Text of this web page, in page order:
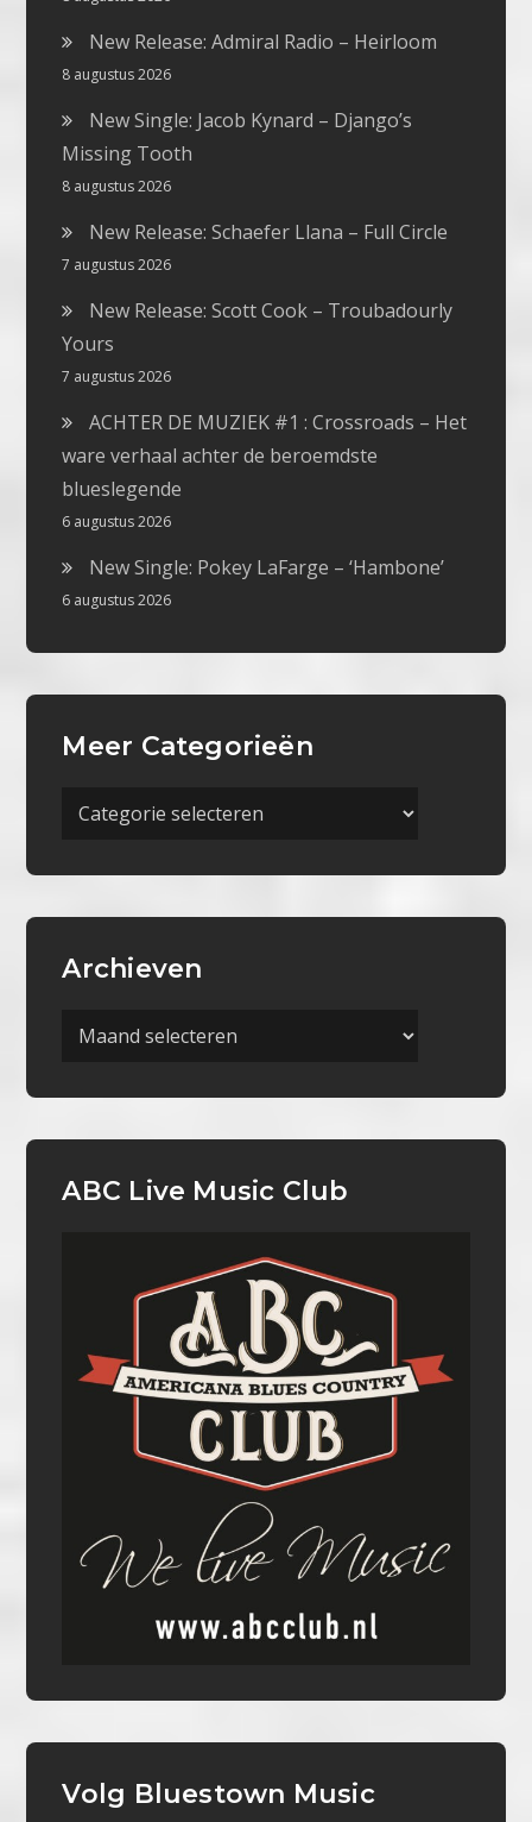
New Release: Admiral Radio – Heirloom
8 augustus 2026
New Single: Jacob Kynard – Django’s
Missing Tooth
8 augustus 2026
New Release: Schaefer Llana – Full Circle
7 augustus 2026
New Release: Scott Cook – Troubadourly
Yours
7 augustus 2026
ACHTER DE MUZIEK #1 : Crossroads – Het
ware verhaal achter de beroemdste
blueslegende
6 augustus 2026
New Single: Pokey LaFarge – ‘Hambone’
6 augustus 2026
Meer Categorieën
Meer
Archieven
Archieven
ABC Live Music Club
Volg Bluestown Music